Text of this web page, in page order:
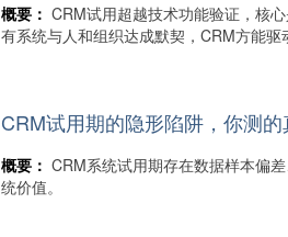
概要： CRM试用超越技术功能验证，核
有系统与人和组织达成默契，CRM方能驱
CRM试用期的隐形陷阱，你测
概要： CRM系统试用期存在数据样本偏
统价值。